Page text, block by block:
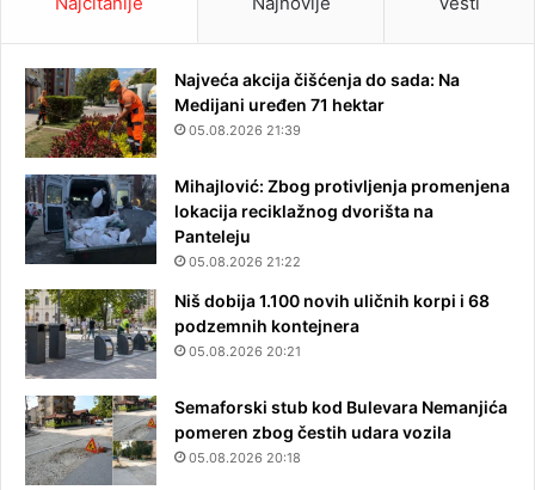
Najveća akcija čišćenja do sada: Na
Medijani uređen 71 hektar
05.08.2026 21:39
Mihajlović: Zbog protivljenja promenjena
lokacija reciklažnog dvorišta na
Panteleju
05.08.2026 21:22
Niš dobija 1.100 novih uličnih korpi i 68
podzemnih kontejnera
05.08.2026 20:21
Semaforski stub kod Bulevara Nemanjića
pomeren zbog čestih udara vozila
05.08.2026 20:18